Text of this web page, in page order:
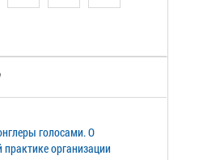
голосами. О
организации